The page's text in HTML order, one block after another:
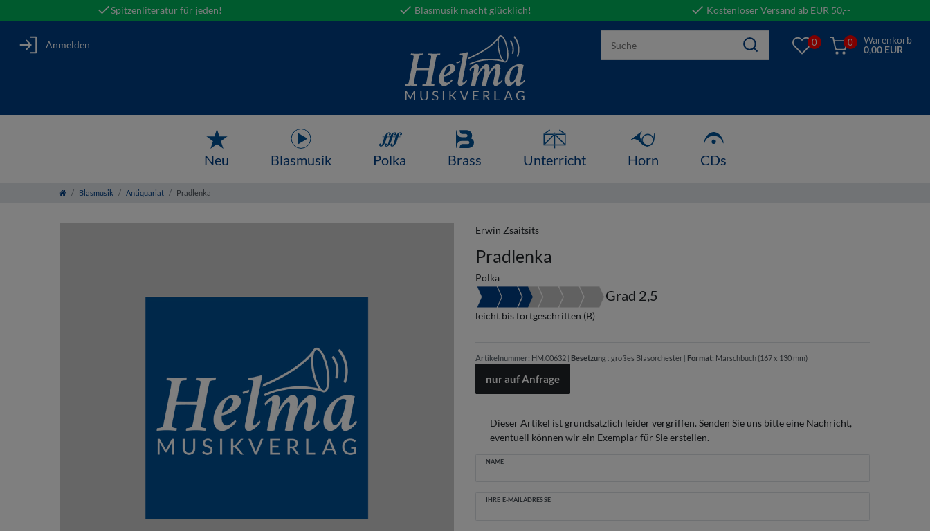
Spitzenliteratur für jeden! Blasmusik macht glücklich! Kostenloser Versand ab EUR 50,--
Anmelden 0 0
Warenkorb
0,00 EUR
Neu Blasmusik Polka Brass Unterricht Horn CDs
Blasmusik Antiquariat Pradlenka
Erwin Zsaitsits
Pradlenka
Polka
Grad 2,5
leicht bis fortgeschritten (B)
Artikelnummer: HM.00632 Besetzung : großes Blasorchester Format: Marschbuch (167 x 130 mm)
nur auf Anfrage
Dieser Artikel ist grundsätzlich leider vergriffen. Senden Sie uns bitte eine Nachricht,
eventuell können wir ein Exemplar für Sie erstellen.
NAME
IHRE E-MAILADRESSE
Ceres::Template.mailFormHoneypotLabel